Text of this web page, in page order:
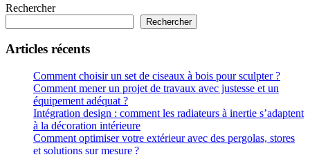
Rechercher
Rechercher
Articles récents
Comment choisir un set de ciseaux à bois pour sculpter ?
Comment mener un projet de travaux avec justesse et un
équipement adéquat ?
Intégration design : comment les radiateurs à inertie s’adaptent
à la décoration intérieure
Comment optimiser votre extérieur avec des pergolas, stores
et solutions sur mesure ?